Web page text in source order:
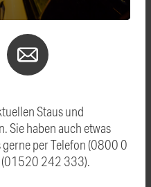
Staus und
Sie haben auch etwas
gerne per Telefon (0800 0
242 333).